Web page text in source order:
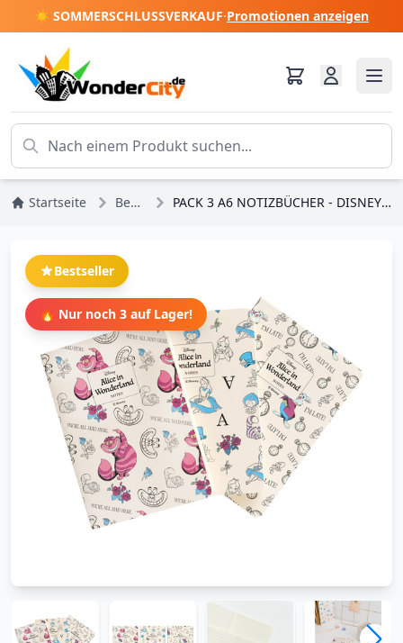
☀️ SOMMERSCHLUSSVERKAUF·Promotionen anzeigen
Startseite Bestseller PACK 3 A6 NOTIZBÜCHER - DISNEY ALICE IM WUNDERLAND
Bestseller
🔥 Nur noch 3 auf Lager!